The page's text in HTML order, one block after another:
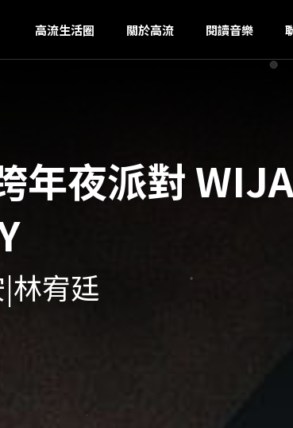
高流生活圈 關於高流 閱讀音樂
年夜派對
林宥廷